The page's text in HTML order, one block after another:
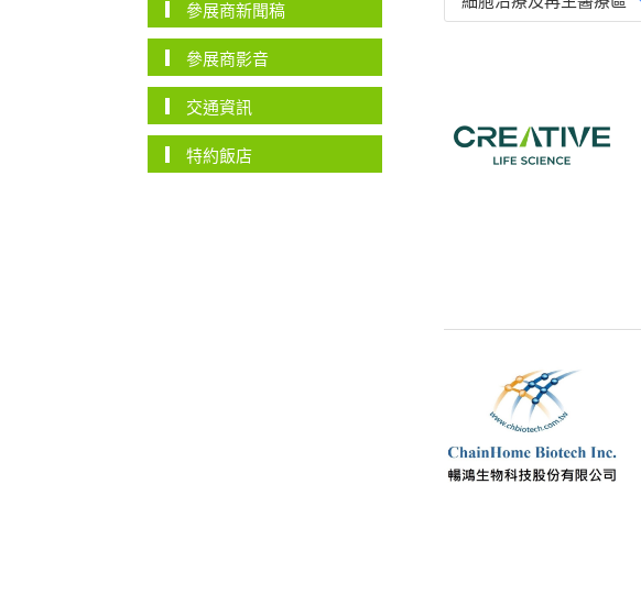
參展商新聞稿
參展商影音
交通資訊
特約飯店